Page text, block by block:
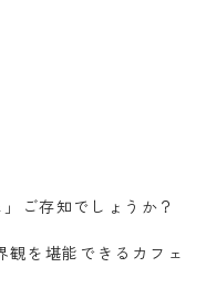
ご存知でしょうか？
観を堪能できるカフェ